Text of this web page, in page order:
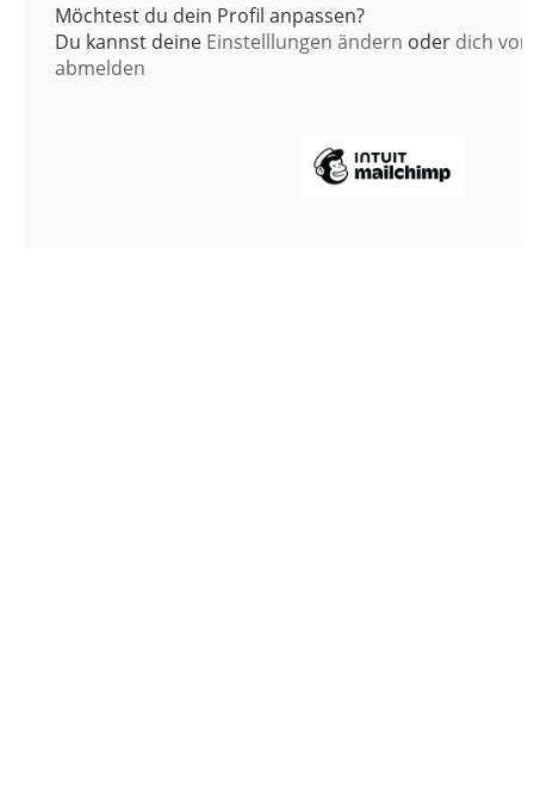
Möchtest du dein Profil anpassen?
Du kannst deine Einstelllungen ändern oder dich
abmelden